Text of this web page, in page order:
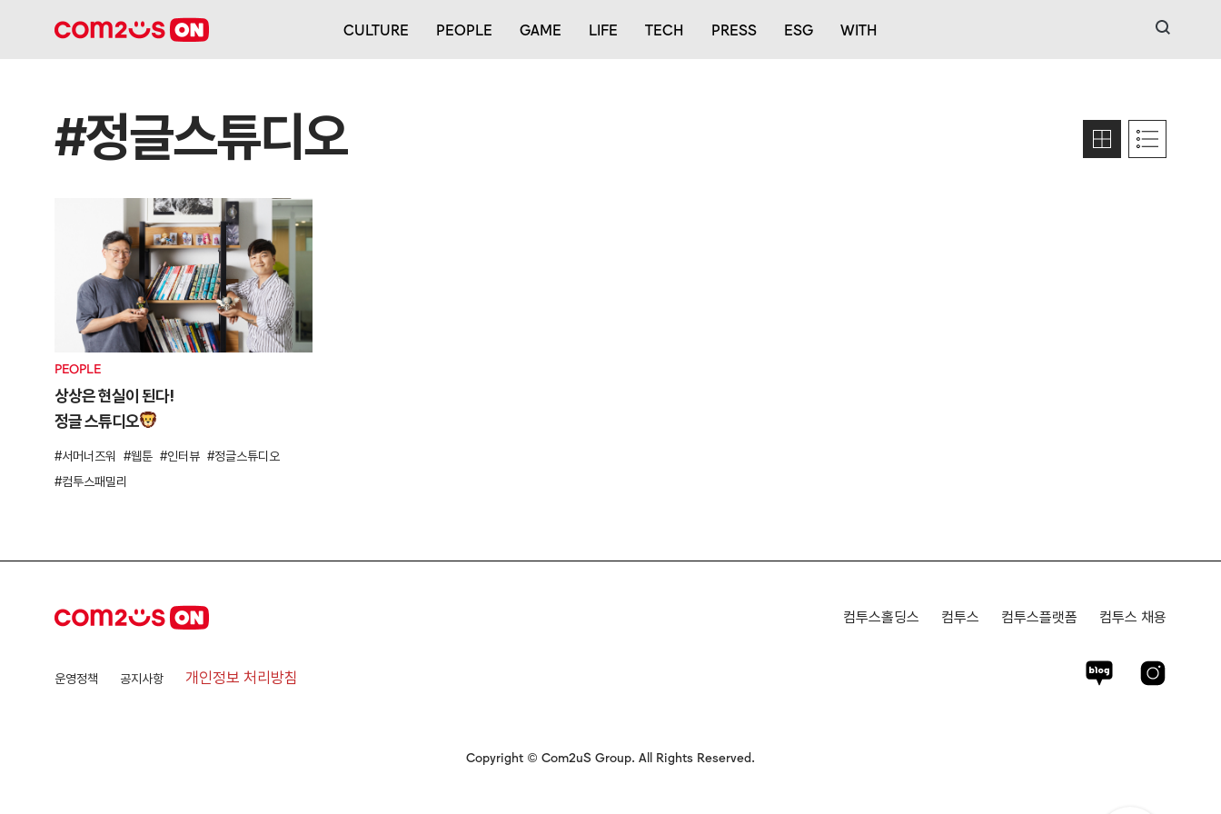
CULTURE PEOPLE GAME LIFE TECH PRESS ESG WITH 검색
#정글스튜디오
PEOPLE
상상은 현실이 된다!
정글 스튜디오
서머너즈워 웹툰 인터뷰
정글스튜디오
컴투스패밀리
운영정책 공지사항 개인정보 처리방침
컴투스홀딩스 컴투스 컴투스플랫폼 컴투스 채용
Copyright © Com2uS Group. All Rights Reserved.